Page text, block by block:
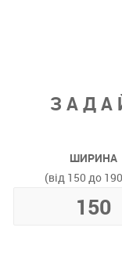
ШИРИНА
(від 150 до